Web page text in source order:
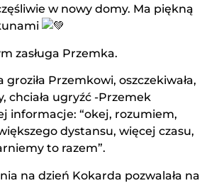
w nowy domy. Ma piękną
zasługa Przemka.
Przemkowi, oszczekiwała,
chciała ugryźć -Przemek
informacje: “okej, rozumiem,
dystansu, więcej czasu,
to razem”.
na dzień Kokarda pozwalała na